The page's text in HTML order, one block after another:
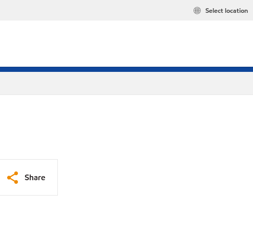
Select location
Share